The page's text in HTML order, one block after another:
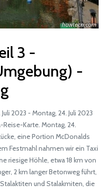
3 -
-
2023 - Montag, 24. Juli 2023
Karte. Montag, 24.
eine Portion McDonalds
Festmahl nahmen wir ein Taxi
riesige Höhle, etwa 18 km von
2 km langer Betonweg führt,
und Stalakmiten, die